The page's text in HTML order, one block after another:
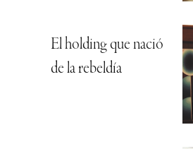
El holding que nació
de la rebeldía